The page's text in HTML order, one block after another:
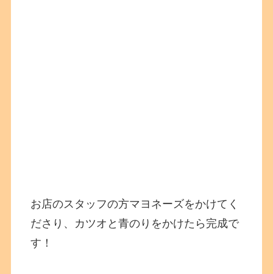
お店のスタッフの方マヨネーズをかけてく
ださり、カツオと青のりをかけたら完成で
す！